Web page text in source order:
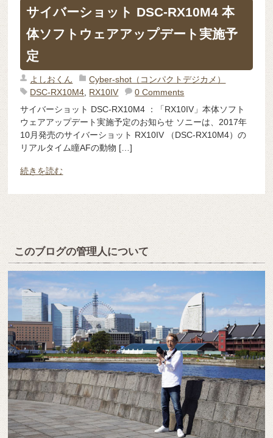
サイバーショット DSC-RX10M4 本
体ソフトウェアアップデート実施予
定
よしおくん
Cyber-shot（コンパクトデジカメ）
DSC-RX10M4 RX10IV
0 Comments
サイバーショット DSC-RX10M4 ：「RX10IV」本体ソフト
ウェアアップデート実施予定のお知らせ ソニーは、2017年
10月発売のサイバーショット RX10IV （DSC-RX10M4）の
リアルタイム瞳AFの動物 […]
続きを読む
このブログの管理人について